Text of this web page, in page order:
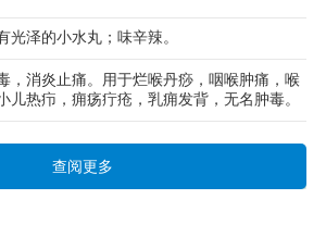
光泽的小水丸；味辛辣。
，消炎止痛。用于烂喉丹痧，咽喉肿痛，喉
儿热疖，痈疡疔疮，乳痈发背，无名肿毒。
查阅更多